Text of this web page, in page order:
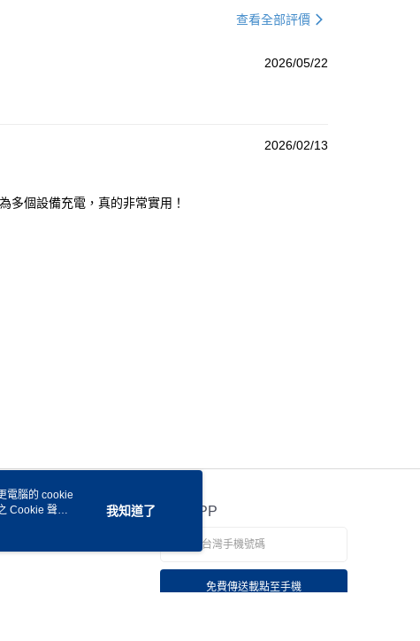
查看全部評價
2026/05/22
2026/02/13
多個設備充電，真的非常實用！
官方APP
免費傳送載點至手機
電腦的 cookie
Cookie 聲明
我知道了